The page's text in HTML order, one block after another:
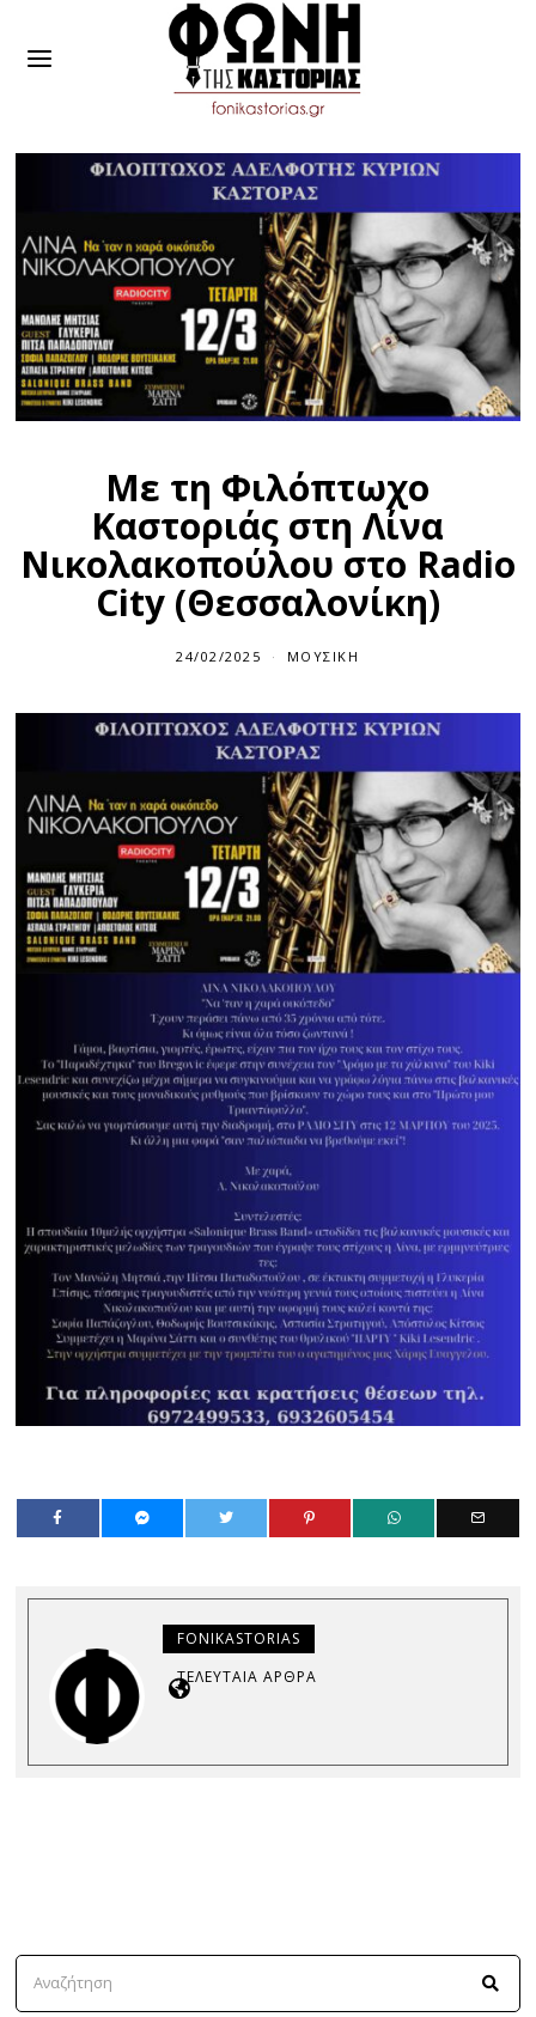
Με τη Φιλόπτωχο
Καστοριάς στη Λίνα
Νικολακοπούλου στο Radio
City (Θεσσαλονίκη)
24/02/2025 ΜΟΥΣΙΚΉ
FONIKASTORIAS
ΤΕΛΕΥΤΑΊΑ ΆΡΘΡΑ